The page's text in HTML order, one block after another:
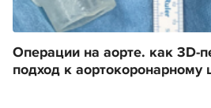
Операции на аорте. как 3D-
подход к